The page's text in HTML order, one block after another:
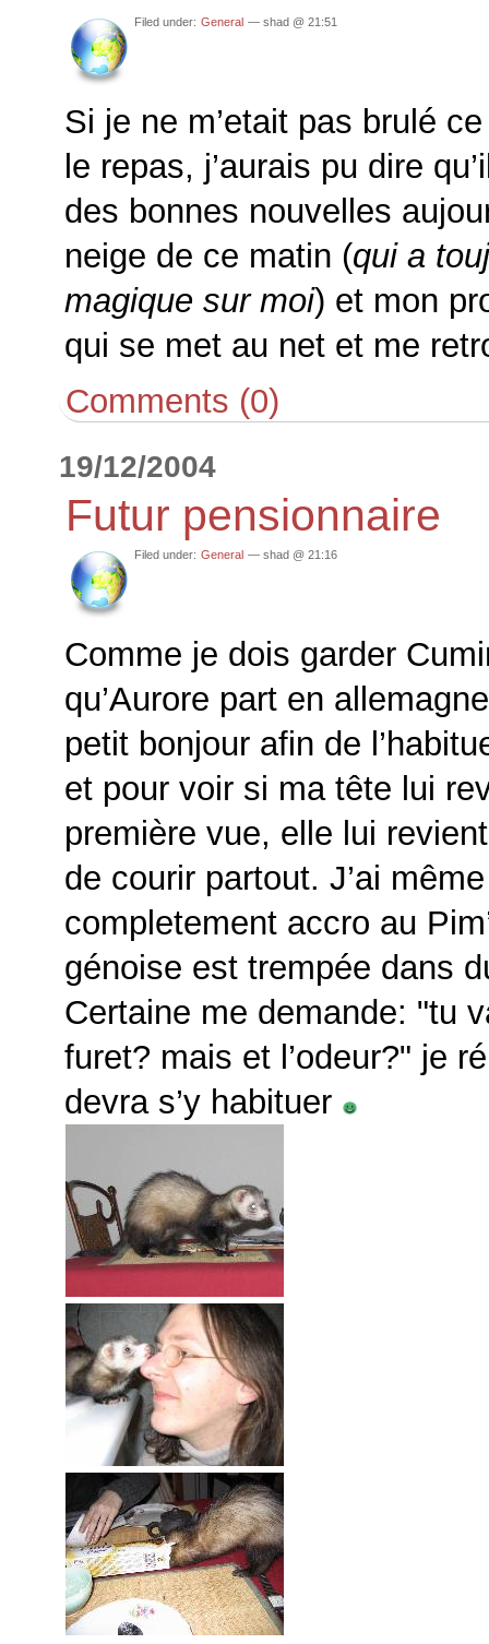
Filed under: General — shad @ 21:51
Si je ne m’etait pas brulé
le repas, j’aurais pu dire
des bonnes nouvelles
neige de ce matin (qui a
magique sur moi) et mon
qui se met au net et me
Comments (0)
19/12/2004
Futur pensionnaire
Filed under: General — shad @ 21:16
Comme je dois garder
qu’Aurore part en
petit bonjour afin de
et pour voir si ma tête lui
première vue, elle lui
de courir partout. J’ai
completement accro au
génoise est trempée dans
Certaine me demande:
tu
furet? mais et l’odeur?
je
devra s’y habituer